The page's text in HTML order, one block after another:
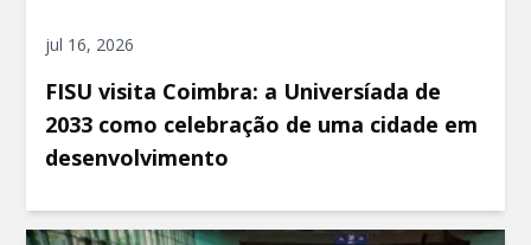
jul 16, 2026
FISU visita Coimbra: a Universíada de
2033 como celebração de uma cidade em
desenvolvimento